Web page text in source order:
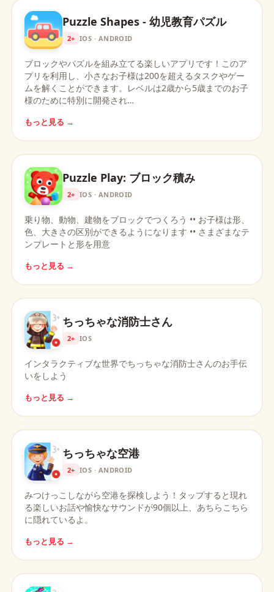
Puzzle Shapes - 幼児教育パズル
2+ IOS · ANDROID
ブロックやパズルを組み立てる楽しいアプリです！このア
プリを利用し、小さなお子様は200を超えるタスクやゲー
ムを解くことができます。レベルは2歳から5歳までのお子
様のために特別に開発され…
もっと見る →
Puzzle Play: ブロック積み
2+ IOS · ANDROID
乗り物、動物、建物をブロックでつくろう •• お子様は形、
色、大きさの区別ができるようになります •• さまざまなテ
ンプレートと形を用意
もっと見る →
ちっちゃな消防士さん
2+ IOS
インタラクティブな世界でちっちゃな消防士さんのお手伝
いをしよう
もっと見る →
ちっちゃな空港
2+ IOS · ANDROID
みつけっこしながら空港を探検しよう！タップすると現れ
る楽しいお話や愉快なサウンドが90個以上、あちらこちら
に隠れているよ。
もっと見る →